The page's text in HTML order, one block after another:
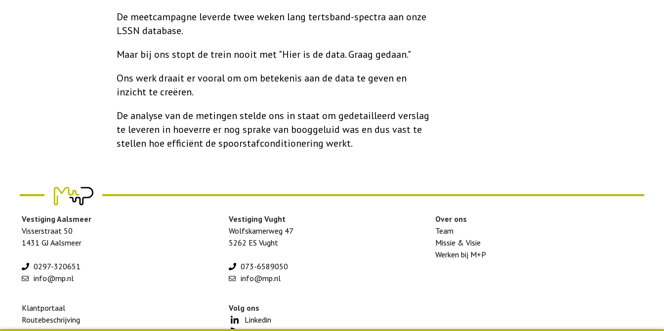
De meetcampagne leverde twee weken lang tertsband-spectra aan onze
LSSN database.
Maar bij ons stopt de trein nooit met "Hier is de data. Graag gedaan."
Ons werk draait er vooral om om betekenis aan de data te geven en
inzicht te creëren.
De analyse van de metingen stelde ons in staat om gedetailleerd verslag
te leveren in hoeverre er nog sprake van booggeluid was en dus vast te
stellen hoe efficiënt de spoorstafconditionering werkt.
Vestiging Aalsmeer
Visserstraat 50
1431 GJ Aalsmeer
0297-320651
info@mp.nl
Vestiging Vught
Wolfskamerweg 47
5262 ES Vught
073-6589050
info@mp.nl
Over ons
Team
Missie & Visie
Werken bij M+P
Footer
menu
Klantportaal
Routebeschrijving
Volg ons
Linkedin